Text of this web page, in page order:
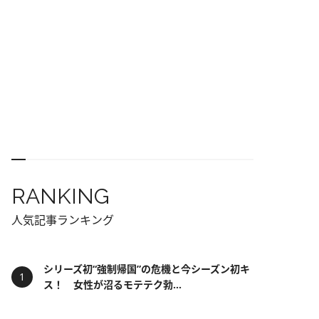
RANKING
人気記事ランキング
シリーズ初“強制帰国”の危機と今シーズン初キ
ス！ 女性が沼るモテテク勃...